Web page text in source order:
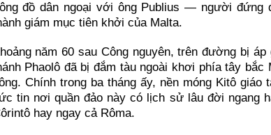
đồ dân ngoại với ông Publius — người đứng
giám mục tiên khởi của Malta.
năm 60 sau Công nguyên, trên đường bị
Phaolô đã bị đắm tàu ngoài khơi phía tây
Chính trong ba tháng ấy, nền móng Kitô
tin nơi quần đảo này có lịch sử lâu đời ngang
hay ngay cả Rôma.